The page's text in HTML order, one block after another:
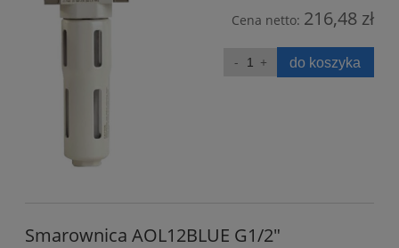
Cena netto: 216,48 zł
do koszyka
Smarownica AOL12BLUE G1/2"